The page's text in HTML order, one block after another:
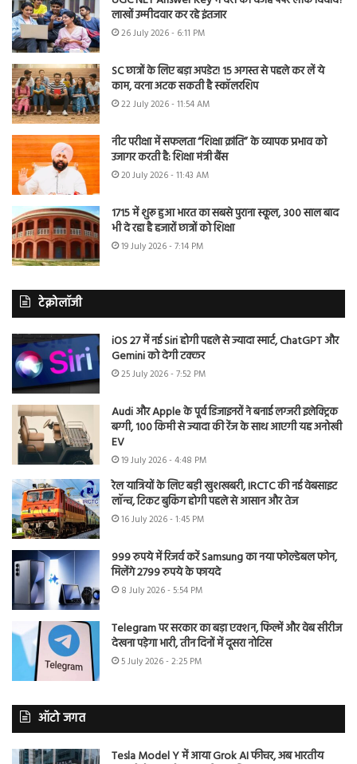
लाखों उम्मीदवार कर रहे इंतजार
26 July 2026 - 6:11 PM
SC छात्रों के लिए बड़ा अपडेट! 15 अगस्त से पहले कर लें ये
काम, वरना अटक सकती है स्कॉलरशिप
22 July 2026 - 11:54 AM
नीट परीक्षा में सफलता “शिक्षा क्रांति” के व्यापक प्रभाव को
उजागर करती है: शिक्षा मंत्री बैंस
20 July 2026 - 11:43 AM
1715 में शुरू हुआ भारत का सबसे पुराना स्कूल, 300 साल बाद
भी दे रहा है हजारों छात्रों को शिक्षा
19 July 2026 - 7:14 PM
टेक्नोलॉजी
iOS 27 में नई Siri होगी पहले से ज्यादा स्मार्ट, ChatGPT और
Gemini को देगी टक्कर
25 July 2026 - 7:52 PM
Audi और Apple के पूर्व डिजाइनरों ने बनाई लग्जरी इलेक्ट्रिक
बग्गी, 100 किमी से ज्यादा की रेंज के साथ आएगी यह अनोखी
EV
19 July 2026 - 4:48 PM
रेल यात्रियों के लिए बड़ी खुशखबरी, IRCTC की नई वेबसाइट
लॉन्च, टिकट बुकिंग होगी पहले से आसान और तेज
16 July 2026 - 1:45 PM
999 रुपये में रिजर्व करें Samsung का नया फोल्डेबल फोन,
मिलेंगे 2799 रुपये के फायदे
8 July 2026 - 5:54 PM
Telegram पर सरकार का बड़ा एक्शन, फिल्में और वेब सीरीज
देखना पड़ेगा भारी, तीन दिनों में दूसरा नोटिस
5 July 2026 - 2:25 PM
ऑटो जगत
Tesla Model Y में आया Grok AI फीचर, अब भारतीय